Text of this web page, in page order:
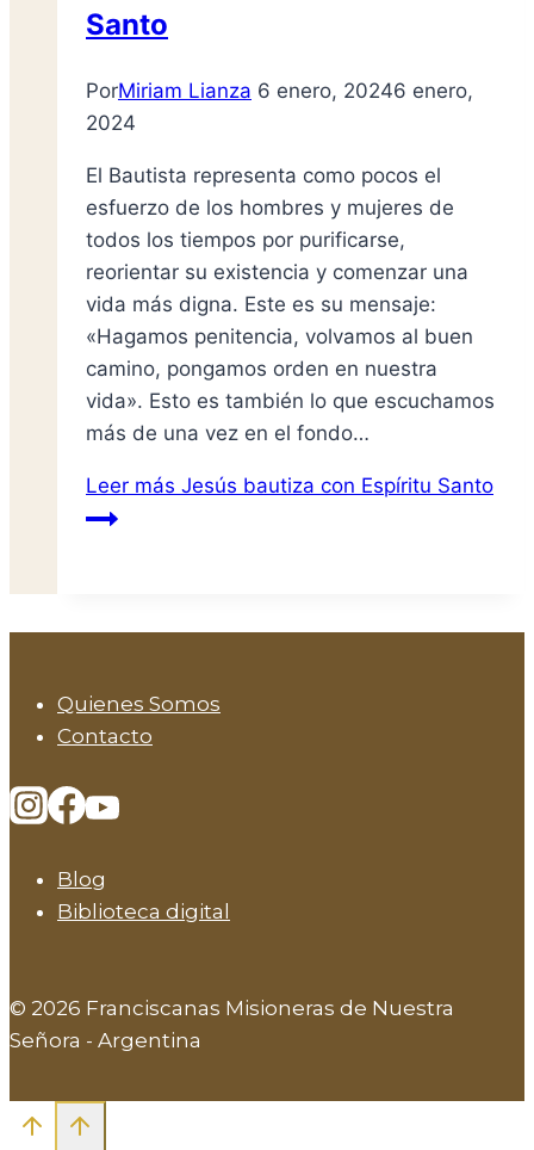
Santo
PorMiriam Lianza 6 enero, 20246 enero,
2024
El Bautista representa como pocos el
esfuerzo de los hombres y mujeres de
todos los tiempos por purificarse,
reorientar su existencia y comenzar una
vida más digna. Este es su mensaje:
«Hagamos penitencia, volvamos al buen
camino, pongamos orden en nuestra
vida». Esto es también lo que escuchamos
más de una vez en el fondo…
Leer más Jesús bautiza con Espíritu Santo
Quienes Somos
Contacto
Blog
Biblioteca digital
© 2026 Franciscanas Misioneras de Nuestra
Señora - Argentina